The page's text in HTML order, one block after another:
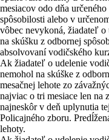
mesiacov odo dňa
spôsobilosti alebo v
vôbec nevykoná, žiadateľ
na skúšku z odbornej
absolvovaní vodičského
Ak žiadateľ o udelenie
nemohol na skúške z
mesačnej lehote zo
najviac o tri mesiace len na
najneskôr v deň uplynutia
Policajného zboru.
lehoty.